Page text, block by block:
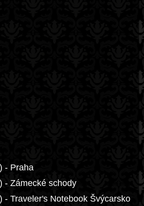
- Praha
- Zámecké schody
- Traveler's Notebook Švýcarsko